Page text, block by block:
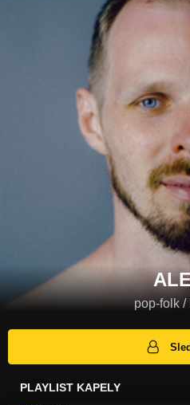
pop-folk /
PLAYLIST KAPELY